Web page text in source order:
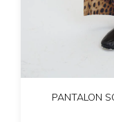
PANTALON